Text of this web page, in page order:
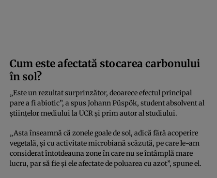
Cum este afectată stocarea carbonului
în sol?
„Este un rezultat surprinzător, deoarece efectul principal
pare a fi abiotic”, a spus Johann Püspök, student absolvent al
științelor mediului la UCR și prim autor al studiului.
„Asta înseamnă că zonele goale de sol, adică fără acoperire
vegetală, și cu activitate microbiană scăzută, pe care le-am
considerat întotdeauna zone în care nu se întâmplă mare
lucru, par să fie și ele afectate de poluarea cu azot”, spune el.